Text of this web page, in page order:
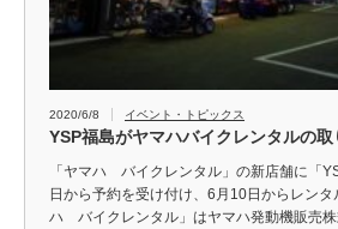
2020/6/8 イベント・トピックス
YSP福島がヤマハバイクレンタルの
「ヤマハ バイクレンタル」の新店舗に「
日から予約を受け付け、6月10日からレン
ハ バイクレンタル」はヤマハ発動機販売